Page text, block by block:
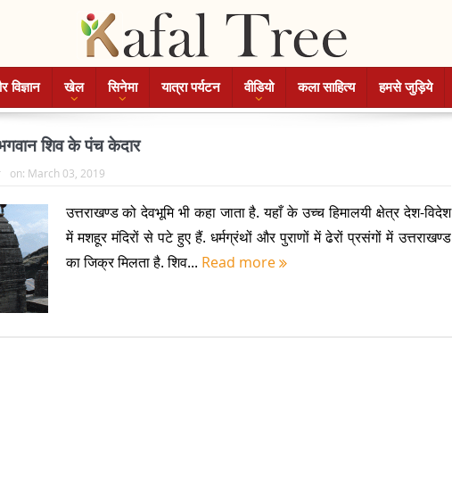
विज्ञान खेल सिनेमा यात्रा पर्यटन वीडियो कला साहित्य हमसे जुड़िये
शिव के पंच केदार
on: March 03, 2019
उत्तराखण्ड को देवभूमि भी कहा जाता है. यहाँ के उच्च हिमालयी क्षेत्र देश-विदेश
में मशहूर मंदिरों से पटे हुए हैं. धर्मग्रंथों और पुराणों में ढेरों प्रसंगों में उत्तराखण्ड
का जिक्र मिलता है. शिव... Read more